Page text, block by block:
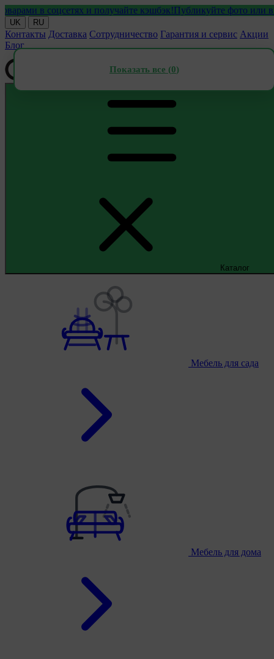
в соцсетях и получайте кэшбэк!Публикуйте фото или видео
UK RU
Контакты Доставка Сотрудничество Гарантия и сервис Акции
Блог
Каталог
Мебель для сада
Мебель для дома
Показать все (0)